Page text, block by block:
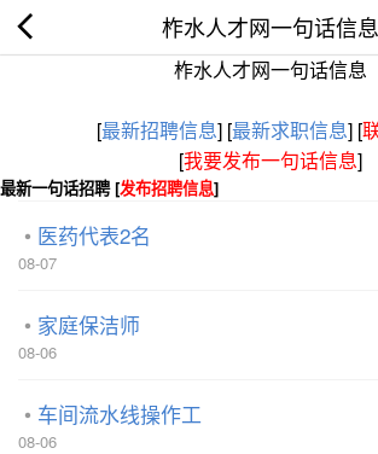
柞水人才网一句话信息
柞水人才网一句话信息
[最新招聘信息] [最新求职信息] [
[我要发布一句话信息]
最新一句话招聘 [发布招聘信息]
医药代表2名
08-07
家庭保洁师
08-06
车间流水线操作工
08-06